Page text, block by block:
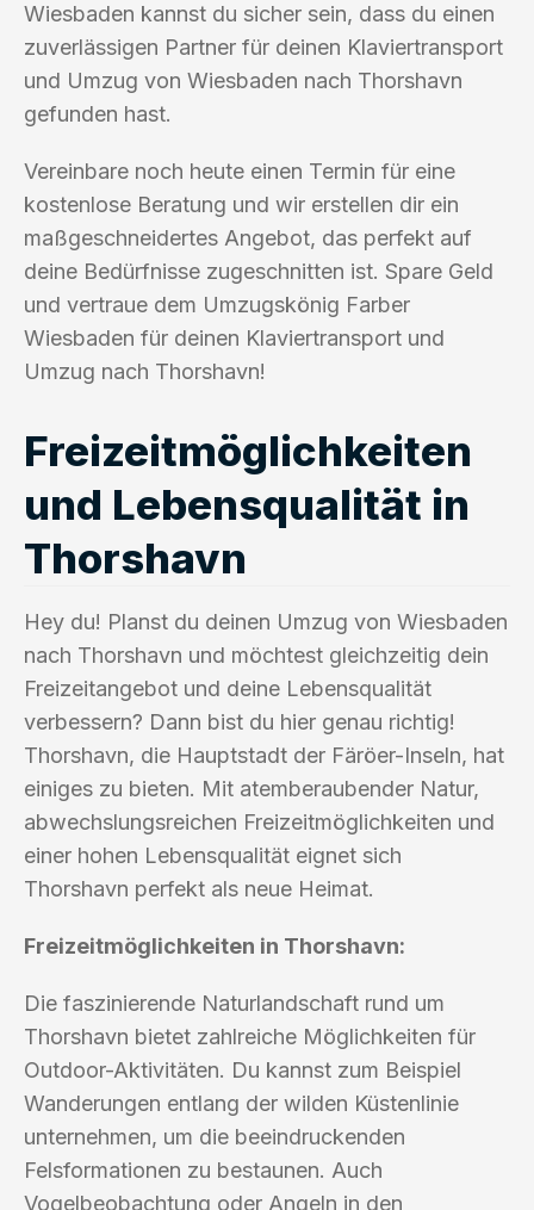
Wiesbaden kannst du sicher sein, dass du einen
zuverlässigen Partner für deinen Klaviertransport
und Umzug von Wiesbaden nach Thorshavn
gefunden hast.
Vereinbare noch heute einen Termin für eine
kostenlose Beratung und wir erstellen dir ein
maßgeschneidertes Angebot, das perfekt auf
deine Bedürfnisse zugeschnitten ist. Spare Geld
und vertraue dem Umzugskönig Farber
Wiesbaden für deinen Klaviertransport und
Umzug nach Thorshavn!
Freizeitmöglichkeiten
und Lebensqualität in
Thorshavn
Hey du! Planst du deinen Umzug von Wiesbaden
nach Thorshavn und möchtest gleichzeitig dein
Freizeitangebot und deine Lebensqualität
verbessern? Dann bist du hier genau richtig!
Thorshavn, die Hauptstadt der Färöer-Inseln, hat
einiges zu bieten. Mit atemberaubender Natur,
abwechslungsreichen Freizeitmöglichkeiten und
einer hohen Lebensqualität eignet sich
Thorshavn perfekt als neue Heimat.
Freizeitmöglichkeiten in Thorshavn:
Die faszinierende Naturlandschaft rund um
Thorshavn bietet zahlreiche Möglichkeiten für
Outdoor-Aktivitäten. Du kannst zum Beispiel
Wanderungen entlang der wilden Küstenlinie
unternehmen, um die beeindruckenden
Felsformationen zu bestaunen. Auch
Vogelbeobachtung oder Angeln in den